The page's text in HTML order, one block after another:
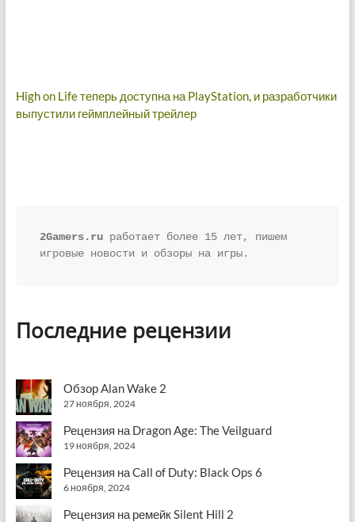
Навигация
по
High on Life теперь доступна на PlayStation, и разработчики
выпустили геймплейный трейлер
2Gamers.ru работает более 15 лет, пишем
игровые новости и обзоры на игры.
Последние рецензии
Обзор Alan Wake 2
27 ноября, 2024
Рецензия на Dragon Age: The Veilguard
19 ноября, 2024
Рецензия на Call of Duty: Black Ops 6
6 ноября, 2024
Рецензия на ремейк Silent Hill 2